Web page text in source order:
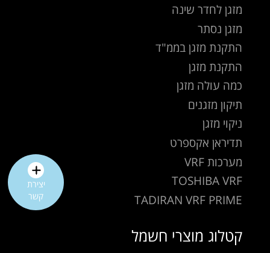
מזגן לחדר שינה
מזגן נסתר
התקנת מזגן בממ"ד
התקנת מזגן
כמה עולה מזגן
תיקון מזגנים
ניקוי מזגן
תדיראן אקספרט
מערכות VRF
TOSHIBA VRF
TADIRAN VRF PRIME
קטלוג מוצרי חשמל
יצירת
קשר